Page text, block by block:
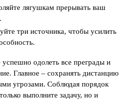
лягушкам прерывать ваш
три источника, чтобы усилить
одолеть все преграды и
Главное – сохранять дистанцию
угрозами. Соблюдая порядок
выполните задачу, но и